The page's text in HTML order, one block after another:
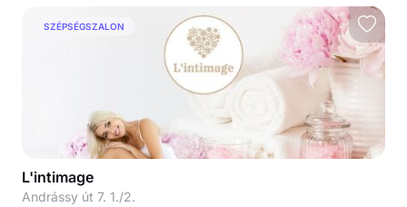
SZÉPSÉGSZALON
L'intimage
Andrássy út 7. 1./2.